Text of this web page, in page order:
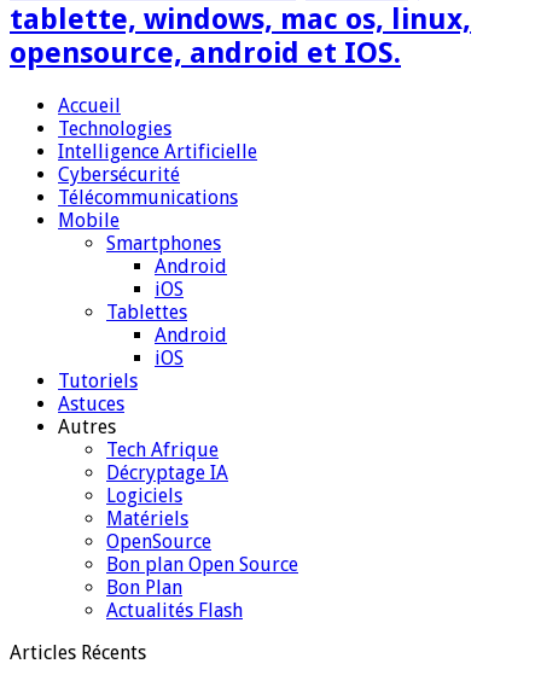
tablette, windows, mac os, linux,
opensource, android et IOS.
Accueil
Technologies
Intelligence Artificielle
Cybersécurité
Télécommunications
Mobile
Smartphones
Android
iOS
Tablettes
Android
iOS
Tutoriels
Astuces
Autres
Tech Afrique
Décryptage IA
Logiciels
Matériels
OpenSource
Bon plan Open Source
Bon Plan
Actualités Flash
Articles Récents